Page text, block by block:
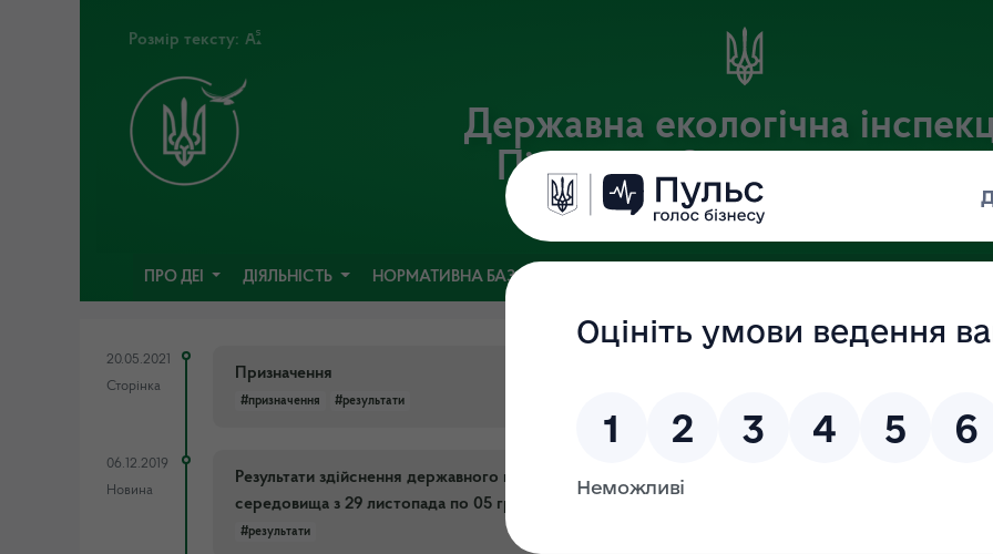
Розмір тексту:
Державна екологічна
Південно-Західного округу
Офіційний веб-портал Державної екологічної інспекції України
ПРО ДЕІ ДІЯЛЬНІСТЬ НОРМАТИВНА БАЗА
20.05.2021
Сторінка
Призначення
#призначення #результати
06.12.2019
Новина
Результати здійснення державного нагляду (контролю) у сфері охорони навколишнього
середовища з 29 листопада по 05 грудня 2019 року
#результати